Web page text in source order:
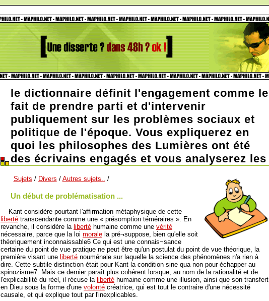
le dictionnaire définit l'engagement comme le
fait de prendre parti et d'intervenir
publiquement sur les problèmes sociaux et
politique de l'époque. Vous expliquerez en
quoi les philosophes des Lumières ont été
des écrivains engagés et vous analyserez les
Sujets / Divers / Autres sujets.. /
Un début de problématisation ...
Kant considère pourtant l'affirmation métaphysique de cette
liberté transcendante comme une « présomption téméraires ». En
revanche, il considère la liberté humaine comme une vérité
nécessaire, parce que la loi morale la pré¬suppose, bien qu'elle soit
théoriquement inconnaissable6 Ce qui est une connais¬sance
certaine du point de vue pratique ne peut être qu'un postulat du point de vue théorique, la
première visant une liberté nouménale sur laquelle la science des phénomènes n'a rien à
dire. Cette subtile distinction était pour Kant la condition sine qua non pour échapper au
spinozisme7. Mais ce dernier paraît plus cohérent lorsque, au nom de la rationalité et de
l'explicabilité du réel, il récuse la liberté humaine comme une illusion, ainsi que son transfert
en Dieu sous la forme d'une volonté créatrice, qui est tout le contraire d'une nécessité
causale, et qui explique tout par l'inexplicables.